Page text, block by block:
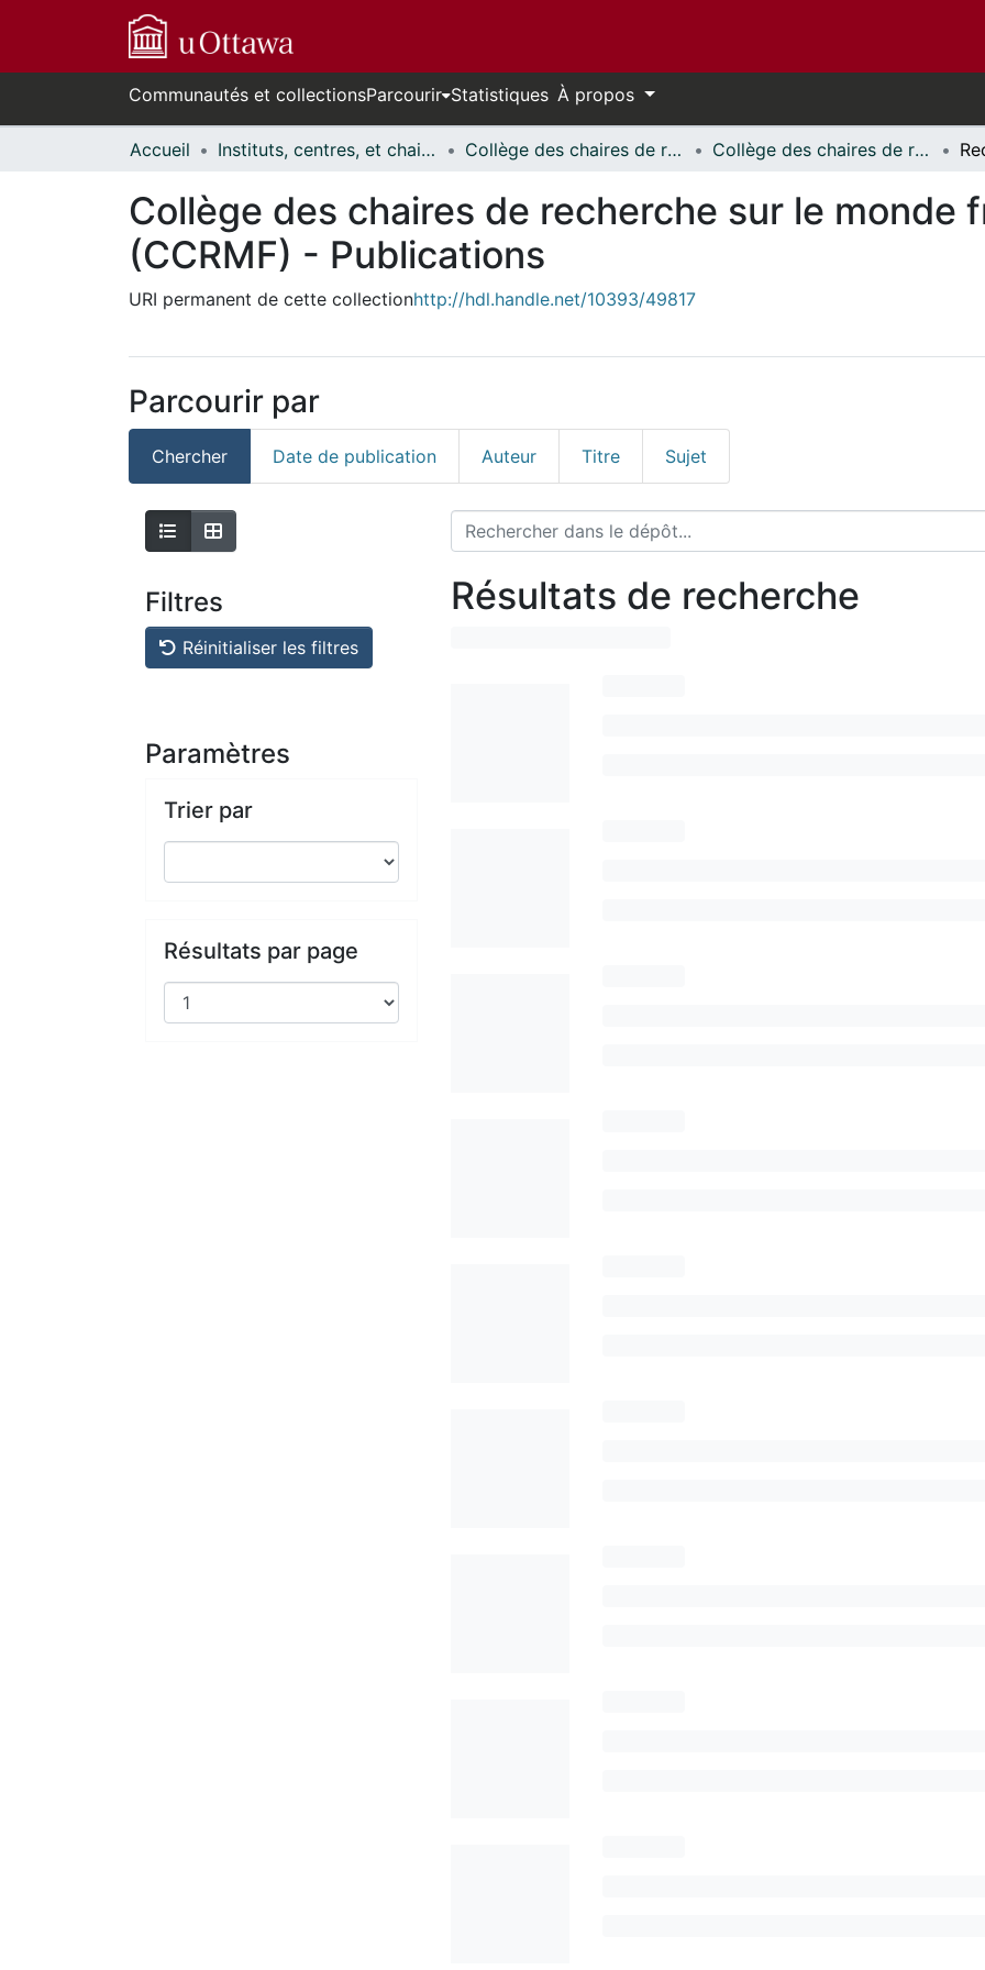
Communautés et collectionsParcourir Statistiques À propos
Accueil Instituts, centres, et chaires de recherche // Research Institutes, Centres, and Chairs Collège des chaires de recherche sur le monde francophone (CCRMF) Collège des chaires de recherche sur le monde francophone (CCRMF) - Publications
Collège des chaires de recherche sur le monde
(CCRMF) - Publications
URI permanent de cette collectionhttp://hdl.handle.net/10393/49817
Parcourir par
Chercher Date de publication Auteur Titre Sujet
Filtres
Réinitialiser les filtres
Paramètres
Trier par
Résultats par page
Résultats de recherche